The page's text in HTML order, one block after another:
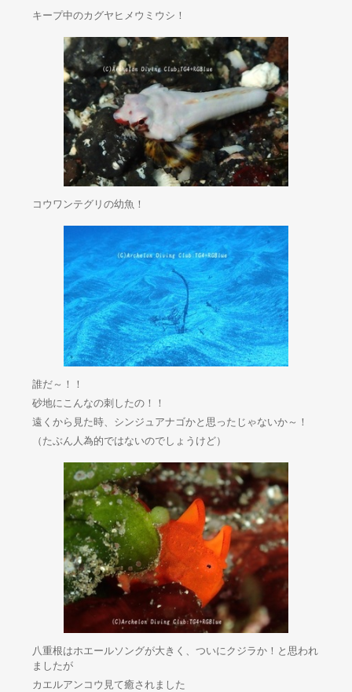
キープ中のカグヤヒメウミウシ！
コウワンテグリの幼魚！
誰だ～！！
砂地にこんなの刺したの！！
遠くから見た時、シンジュアナゴかと思ったじゃないか～！
（たぶん人為的ではないのでしょうけど）
八重根はホエールソングが大きく、ついにクジラか！と思われ
ましたが
カエルアンコウ見て癒されました